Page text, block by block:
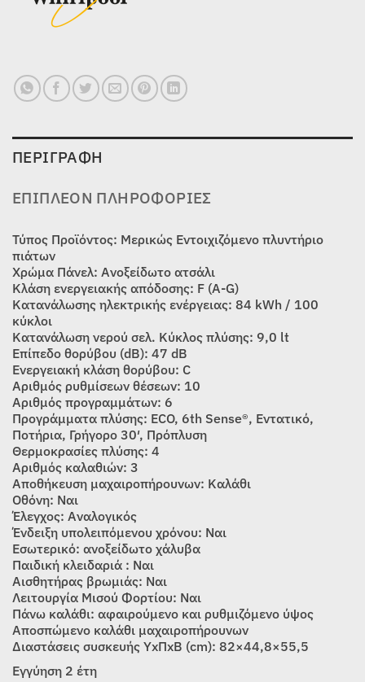
ΠΕΡΙΓΡΑΦΉ
ΕΠΙΠΛΈΟΝ ΠΛΗΡΟΦΟΡΊΕΣ
Τύπος Προϊόντος: Μερικώς Εντοιχιζόμενο πλυντήριο
πιάτων
Χρώμα Πάνελ: Ανοξείδωτο ατσάλι
Κλάση ενεργειακής απόδοσης: F (A-G)
Κατανάλωσης ηλεκτρικής ενέργειας: 84 kWh / 100
κύκλοι
Κατανάλωση νερού σελ. Κύκλος πλύσης: 9,0 lt
Επίπεδο θορύβου (dB): 47 dB
Ενεργειακή κλάση θορύβου: C
Αριθμός ρυθμίσεων θέσεων: 10
Αριθμός προγραμμάτων: 6
Προγράμματα πλύσης: ECO, 6th Sense®, Εντατικό,
Ποτήρια, Γρήγορο 30′, Πρόπλυση
Θερμοκρασίες πλύσης: 4
Αριθμός καλαθιών: 3
Αποθήκευση μαχαιροπήρουνων: Καλάθι
Οθόνη: Ναι
Έλεγχος: Αναλογικός
Ένδειξη υπολειπόμενου χρόνου: Ναι
Εσωτερικό: ανοξείδωτο χάλυβα
Παιδική κλειδαριά : Ναι
Αισθητήρας βρωμιάς: Ναι
Λειτουργία Μισού Φορτίου: Ναι
Πάνω καλάθι: αφαιρούμενο και ρυθμιζόμενο ύψος
Αποσπώμενο καλάθι μαχαιροπήρουνων
Διαστάσεις συσκευής ΥxΠxΒ (cm): 82×44,8×55,5
Εγγύηση 2 έτη